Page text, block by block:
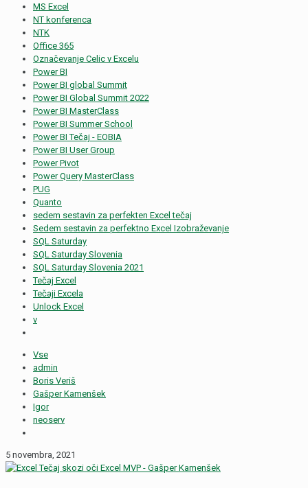
MS Excel
NT konferenca
NTK
Office 365
Označevanje Celic v Excelu
Power BI
Power BI global Summit
Power BI Global Summit 2022
Power BI MasterClass
Power BI Summer School
Power BI Tečaj - EOBIA
Power BI User Group
Power Pivot
Power Query MasterClass
PUG
Quanto
sedem sestavin za perfekten Excel tečaj
Sedem sestavin za perfektno Excel Izobraževanje
SQL Saturday
SQL Saturday Slovenia
SQL Saturday Slovenia 2021
Tečaj Excel
Tečaji Excela
Unlock Excel
v
Vse
admin
Boris Veriš
Gašper Kamenšek
Igor
neoserv
5 novembra, 2021